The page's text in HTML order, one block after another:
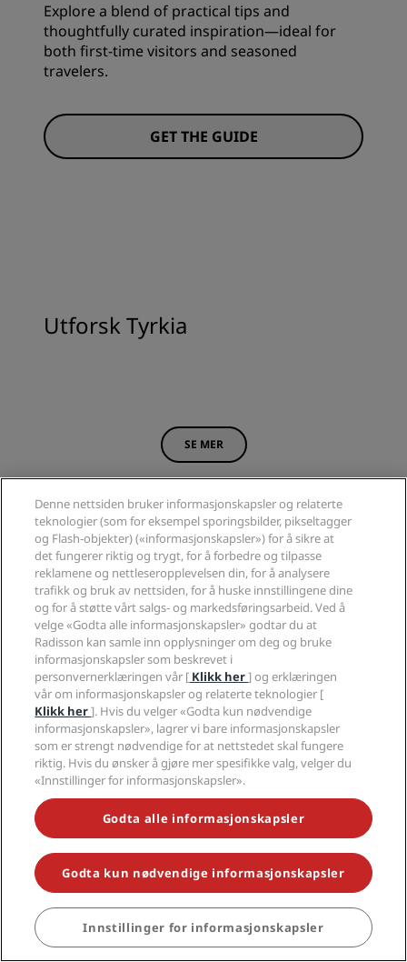
Explore a blend of practical tips and
thoughtfully curated inspiration—ideal for
both first-time visitors and seasoned
travelers.
GET THE GUIDE
Utforsk Tyrkia
SE MER
Denne nettsiden bruker informasjonskapsler og relaterte
teknologier (som for eksempel sporingsbilder, pikseltagger
og Flash-objekter) («informasjonskapsler») for å sikre at
det fungerer riktig og trygt, for å forbedre og tilpasse
reklamene og nettleseropplevelsen din, for å analysere
trafikk og bruk av nettsiden, for å huske innstillingene dine
og for å støtte vårt salgs- og markedsføringsarbeid. Ved å
velge «Godta alle informasjonskapsler» godtar du at
Radisson kan samle inn opplysninger om deg og bruke
informasjonskapsler som beskrevet i
personvernerklæringen vår [ Klikk her] og erklæringen
vår om informasjonskapsler og relaterte teknologier [
Klikk her]. Hvis du velger «Godta kun nødvendige
informasjonskapsler», lagrer vi bare informasjonskapsler
som er strengt nødvendige for at nettstedet skal fungere
riktig. Hvis du ønsker å gjøre mer spesifikke valg, velger du
«Innstillinger for informasjonskapsler».
Godta alle informasjonskapsler
Godta kun nødvendige informasjonskapsler
Innstillinger for informasjonskapsler